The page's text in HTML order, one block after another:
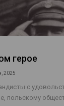
герое
2025
с
польскому